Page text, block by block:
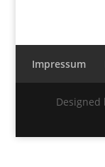
Impressum
Designed